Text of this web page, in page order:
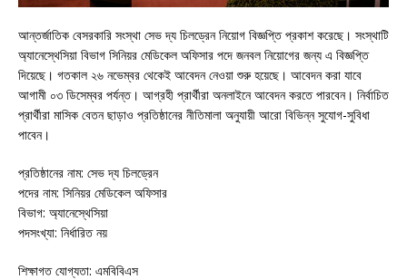
আন্তর্জাতিক বেসরকারি সংস্থা সেভ দ্য চিলড্রেন নিয়োগ বিজ্ঞপ্তি প্রকাশ করেছে। সংস্থাটি
অ্যানেস্থেসিয়া বিভাগ সিনিয়র মেডিকেল অফিসার পদে জনবল নিয়োগের জন্য এ বিজ্ঞপ্তি
দিয়েছে। গতকাল ২৬ নভেম্বর থেকেই আবেদন নেওয়া শুরু হয়েছে। আবেদন করা যাবে
আগামী ০৩ ডিসেম্বর পর্যন্ত। আগ্রহী প্রার্থীরা অনলাইনে আবেদন করতে পারবেন। নির্বাচিত
প্রার্থীরা মাসিক বেতন ছাড়াও প্রতিষ্ঠানের নীতিমালা অনুযায়ী আরো বিভিন্ন সুযোগ-সুবিধা
পাবেন।
প্রতিষ্ঠানের নাম: সেভ দ্য চিলড্রেন
পদের নাম: সিনিয়র মেডিকেল অফিসার
বিভাগ: অ্যানেস্থেসিয়া
পদসংখ্যা: নির্ধারিত নয়
শিক্ষাগত যোগ্যতা: এমবিবিএস